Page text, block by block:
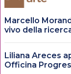
Marcello
vivo della
Liliana Areces
Officina